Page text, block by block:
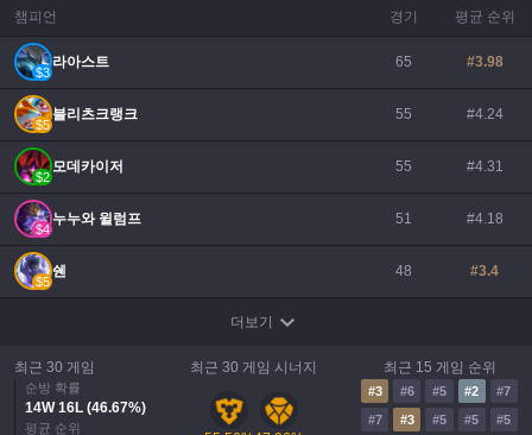
챔피언 경기 평균 순위
$3
라아스트 65 #3.98
$5
블리츠크랭크 55 #4.24
$2
모데카이저 55 #4.31
$4
누누와 윌럼프 51 #4.18
$5
쉔 48 #3.4
더보기
최근 30 게임
순방 확률
14W16L (46.67%)
평균 순위
최근 30 게임 시너지 최근 15 게임 순위
#3 #6 #5 #2 #7
#7 #3 #5 #5 #5